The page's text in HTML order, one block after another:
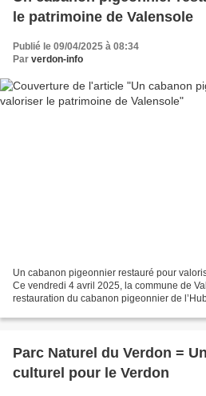
le patrimoine de Valensole
Publié le 09/04/2025 à 08:34
Par verdon-info
Un cabanon pigeonnier restauré pour
Ce vendredi 4 avril 2025, la commune de
restauration du cabanon pigeonnier de
Parc Naturel du Verdon = Un engagement
culturel pour le Verdon